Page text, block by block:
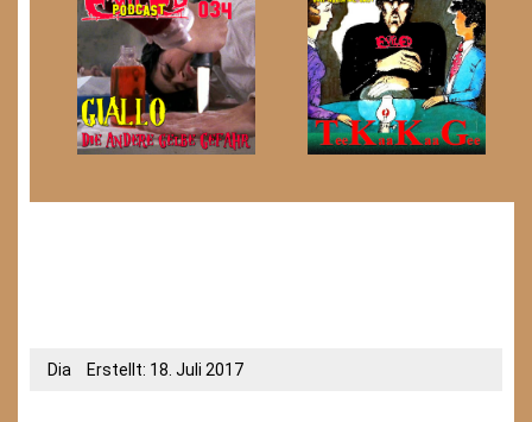
Dia Erstellt: 18. Juli 2017